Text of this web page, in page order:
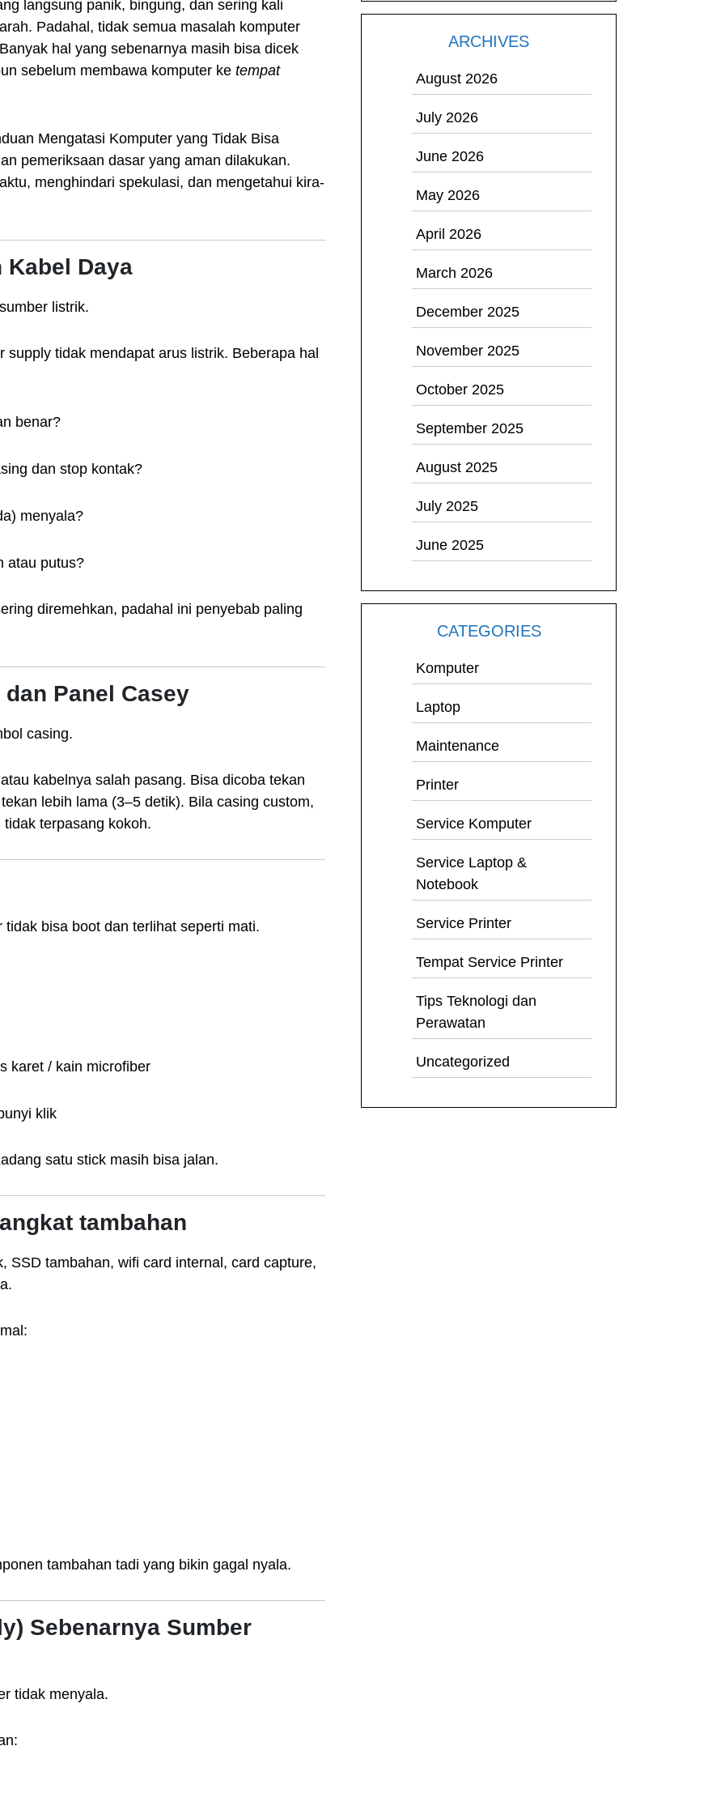
langsung panik, bingung, dan sering kali
Padahal, tidak semua masalah komputer
hal yang sebenarnya masih bisa dicek
sebelum membawa komputer ke tempat
Mengatasi Komputer yang Tidak Bisa
pemeriksaan dasar yang aman dilakukan.
menghindari spekulasi, dan mengetahui kira-
Kabel Daya
listrik.
tidak mendapat arus listrik. Beberapa hal
benar?
dan stop kontak?
menyala?
atau putus?
diremehkan, padahal ini penyebab paling
Panel Casey
casing.
kabelnya salah pasang. Bisa dicoba tekan
lebih lama (3–5 detik). Bila casing custom,
terpasang kokoh.
bisa boot dan terlihat seperti mati.
karet / kain microfiber
klik
satu stick masih bisa jalan.
tambahan
SSD tambahan, wifi card internal, card capture,
tambahan tadi yang bikin gagal nyala.
Sebenarnya Sumber
tidak menyala.
ARCHIVES
August 2026
July 2026
June 2026
May 2026
April 2026
March 2026
December 2025
November 2025
October 2025
September 2025
August 2025
July 2025
June 2025
CATEGORIES
Komputer
Laptop
Maintenance
Printer
Service Komputer
Service Laptop &
Notebook
Service Printer
Tempat Service Printer
Tips Teknologi dan
Perawatan
Uncategorized